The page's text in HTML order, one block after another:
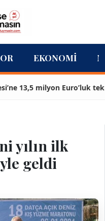
EKONOMI
milyon Euro’luk
yılın ilk
geldi